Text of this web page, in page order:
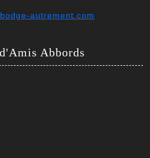
autrement.com
Abbords